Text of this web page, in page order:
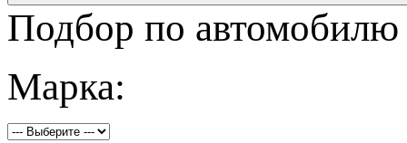
Подбор по автомобилю
Марка: